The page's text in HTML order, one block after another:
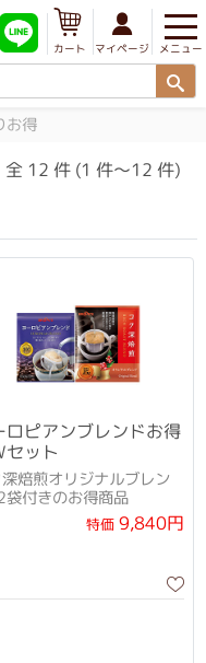
メニュー
マイページ
カート
お得
全 12 件 (1 件～12 件)
ロピアンブレンドお得
セット
焙煎オリジナルブレン
袋付きのお得商品
特価9,840円